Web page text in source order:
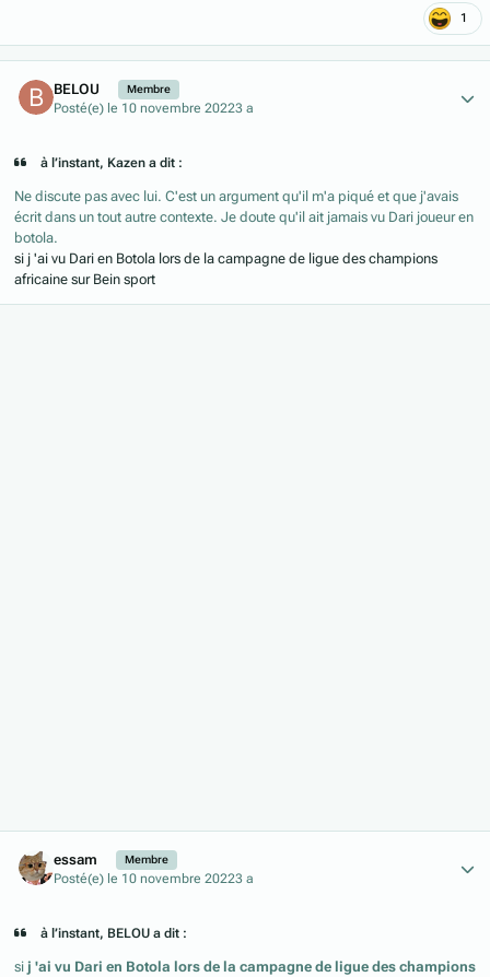
1
BELOU Membre
Posté(e) le 10 novembre 20223 a
à l’instant, Kazen a dit :
Ne discute pas avec lui. C'est un argument qu'il m'a piqué et que j'avais
écrit dans un tout autre contexte. Je doute qu'il ait jamais vu Dari joueur en
botola.
si j 'ai vu Dari en Botola lors de la campagne de ligue des champions
africaine sur Bein sport
essam Membre
Posté(e) le 10 novembre 20223 a
à l’instant, BELOU a dit :
si j 'ai vu Dari en Botola lors de la campagne de ligue des champions